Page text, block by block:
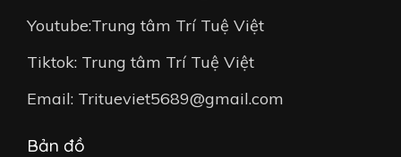
Youtube:Trung tâm Trí Tuệ Việt
Tiktok: Trung tâm Trí Tuệ Việt
Email: Tritueviet5689@gmail.com
Bản đồ